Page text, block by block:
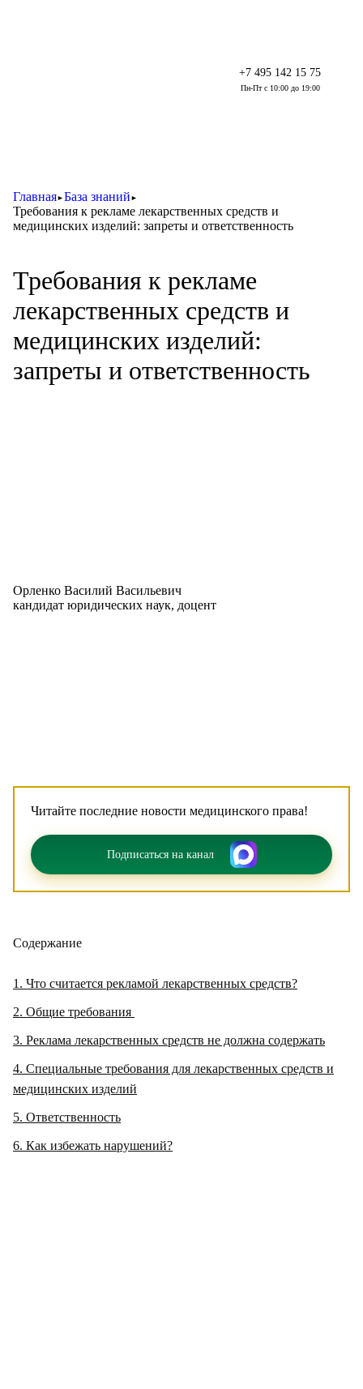
+7 495 142 15 75
Пн-Пт с 10:00 до 19:00
Главная►База знаний►
Требования к рекламе лекарственных средств и
медицинских изделий: запреты и ответственность
Требования к рекламе
лекарственных средств и
медицинских изделий:
запреты и ответственность
Орленко Василий Васильевич
кандидат юридических наук, доцент
Читайте последние новости медицинского права!
Подписаться на канал
Содержание
1 Что считается рекламой лекарственных средств?
2 Общие требования
3 Реклама лекарственных средств не должна содержать
4 Специальные требования для лекарственных средств и
медицинских изделий
5 Ответственность
6 Как избежать нарушений?